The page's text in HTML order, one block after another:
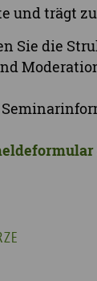
und trägt
Sie die